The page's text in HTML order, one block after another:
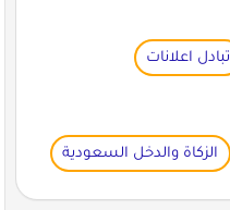
تبادل اعلانات
الزكاة والدخل السعودية